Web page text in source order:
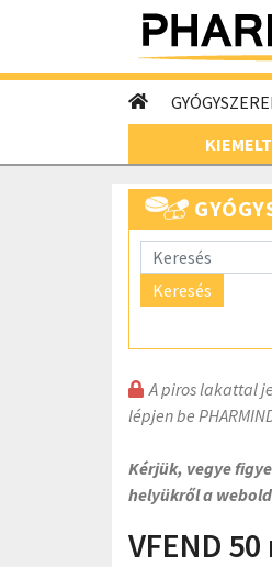
Keresés
A piros lakattal
lépjen be
Kérjük, vegye
helyükről a
VFEND